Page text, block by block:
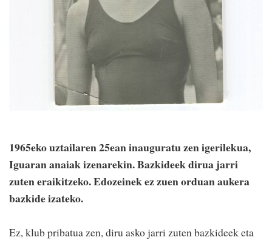
1965eko uztailaren 25ean inauguratu zen igerilekua,
Iguaran anaiak izenarekin. Bazkideek dirua jarri
zuten eraikitzeko. Edozeinek ez zuen orduan aukera
bazkide izateko.
Ez, klub pribatua zen, diru asko jarri zuten bazkideek eta